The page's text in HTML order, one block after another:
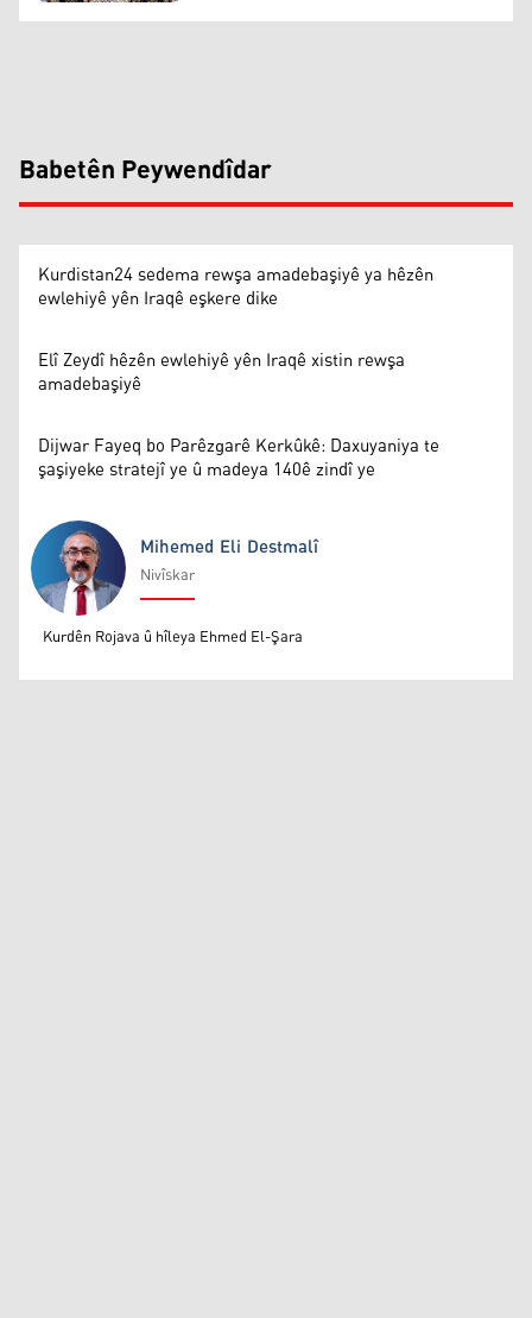
Babetên Peywendîdar
Kurdistan24 sedema rewşa amadebaşiyê ya hêzên
ewlehiyê yên Iraqê eşkere dike
Elî Zeydî hêzên ewlehiyê yên Iraqê xistin rewşa
amadebaşiyê
Dijwar Fayeq bo Parêzgarê Kerkûkê: Daxuyaniya te
şaşiyeke stratejî ye û madeya 140ê zindî ye
Mihemed Eli Destmalî
Mihemed Eli Destmalî
Nivîskar
Kurdên Rojava û hîleya Ehmed El-Şara